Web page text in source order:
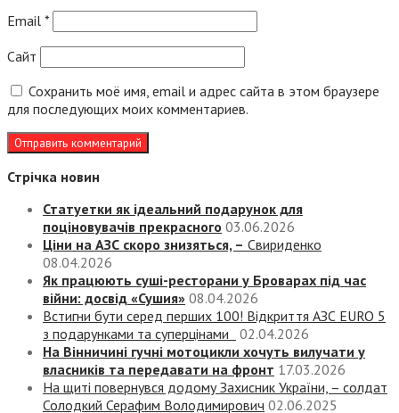
Email *
Сайт
Сохранить моё имя, email и адрес сайта в этом браузере
для последующих моих комментариев.
Стрічка новин
Статуетки як ідеальний подарунок для
поціновувачів прекрасного 03.06.2026
Ціни на АЗС скоро знизяться, – Свириденко
08.04.2026
Як працюють суші-ресторани у Броварах під час
війни: досвід «Сушия» 08.04.2026
Встигни бути серед перших 100! Відкриття АЗС EURO 5
з подарунками та суперцінами
02.04.2026
На Вінничині гучні мотоцикли хочуть вилучати у
власників та передавати на фронт 17.03.2026
На щиті повернувся додому Захисник України, – солдат
Солодкий Серафим Володимирович 02.06.2025